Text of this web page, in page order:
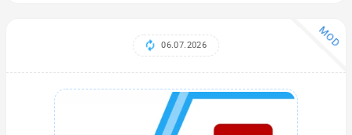
MOD
06.07.2026